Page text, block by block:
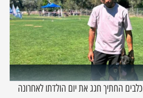
החתיך חגג את יום הולדתו לאחרונה